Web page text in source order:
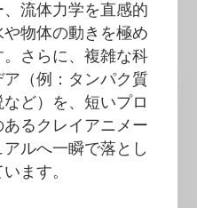
流体力学を直感的
物体の動きを極め
さらに、複雑な科
（例：タンパク質
ど）を、短いプロ
るクレイアニメー
ルへ一瞬で落とし
ます。